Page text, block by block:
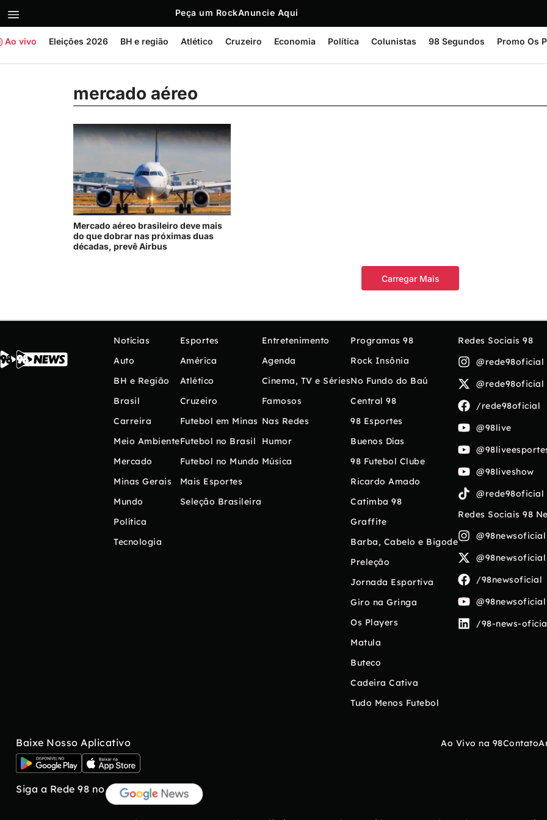
Peça um RockAnuncie Aqui
Ao vivo Eleições 2026 BH e região Atlético Cruzeiro Economia Política Colunistas 98 Segundos Promo Os
mercado aéreo
Mercado aéreo brasileiro deve mais
do que dobrar nas próximas duas
décadas, prevê Airbus
Carregar Mais
Notícias
Auto
BH e Região
Brasil
Carreira
Meio Ambiente
Mercado
Minas Gerais
Mundo
Política
Tecnologia
Esportes
América
Atlético
Cruzeiro
Futebol em Minas
Futebol no Brasil
Futebol no Mundo
Mais Esportes
Seleção Brasileira
Entretenimento
Agenda
Cinema, TV e Séries
Famosos
Nas Redes
Humor
Música
Programas 98
Rock Insônia
No Fundo do Baú
Central 98
98 Esportes
Buenos Días
98 Futebol Clube
Ricardo Amado
Catimba 98
Graffite
Barba, Cabelo e Bigode
Preleção
Jornada Esportiva
Giro na Gringa
Os Players
Matula
Buteco
Cadeira Cativa
Tudo Menos Futebol
Redes Sociais 98
@rede98oficial
@rede98oficial
/rede98oficial
@98live
@98liveshow
@rede98oficial
Redes Sociais 98
@98newsoficial
@98newsoficial
/98newsoficial
@98newsoficial
/98-news-
Baixe Nosso Aplicativo
Siga a Rede 98 no
Ao Vivo na 98Contato